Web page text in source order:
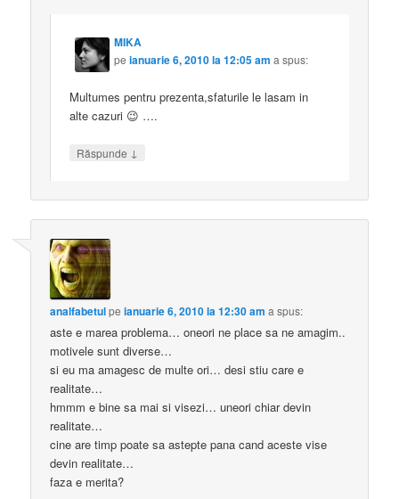
MIKA
peianuarie 6, 2010 la 12:05 am a spus:
Multumes pentru prezenta,sfaturile le lasam in
alte cazuri 😉 ….
Răspunde ↓
analfabetulpeianuarie 6, 2010 la 12:30 am a spus:
aste e marea problema… oneori ne place sa ne amagim..
motivele sunt diverse…
si eu ma amagesc de multe ori… desi stiu care e
realitate…
hmmm e bine sa mai si visezi… uneori chiar devin
realitate…
cine are timp poate sa astepte pana cand aceste vise
devin realitate…
faza e merita?